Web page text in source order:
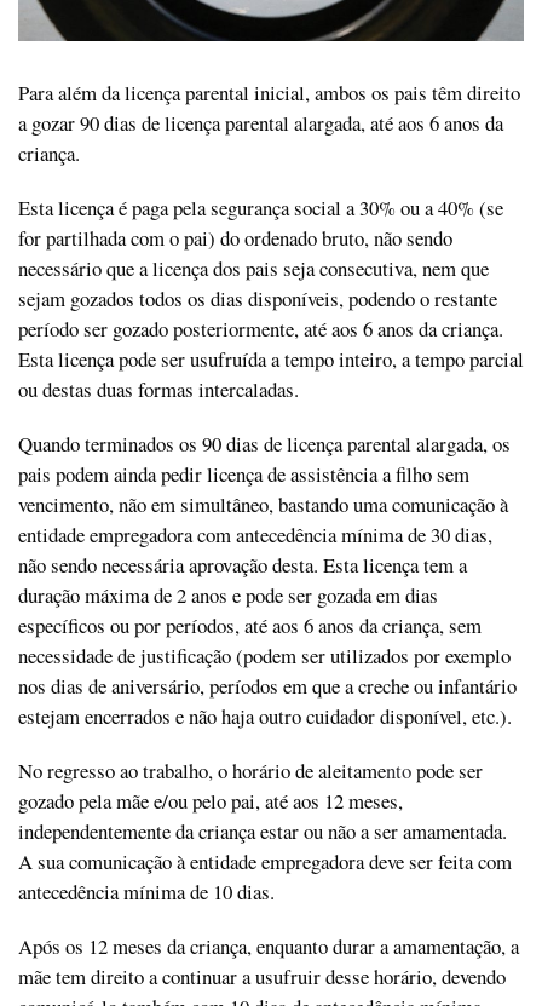
Para além da licença parental inicial, ambos os pais têm direito
a gozar 90 dias de licença parental alargada,até aos 6 anos da
criança.
Esta licença é paga pela segurança social a 30% ou a 40% (se
for partilhada com o pai) do ordenado bruto, não sendo
necessário que a licença dos pais seja consecutiva, nem que
sejam gozados todos os dias disponíveis, podendo o restante
período ser gozado posteriormente, até aos 6 anos da criança.
Esta licença pode ser usufruída a tempo inteiro, a tempo parcial
ou destas duas formas intercaladas.
Quando terminados os 90 dias de licença parental alargada, os
pais podem ainda pedir licença de assistência a filho sem
vencimento, não em simultâneo, bastando uma comunicação à
entidade empregadora com antecedência mínima de 30 dias,
não sendo necessária aprovação desta. Esta licença tem a
duração máxima de 2 anos e pode ser gozada em dias
específicos ou por períodos, até aos 6 anos da criança, sem
necessidade de justificação (podem ser utilizados por exemplo
nos dias de aniversário, períodos em que a creche ou infantário
estejam encerrados e não haja outro cuidador disponível, etc.).
No regresso ao trabalho, o horário de aleitamentopode ser
gozado pela mãe e/ou pelo pai, até aos 12 meses,
independentemente da criança estar ou não a ser amamentada.
A sua comunicação à entidade empregadora deve ser feita com
antecedência mínima de 10 dias.
Após os 12 meses da criança, enquanto durar a amamentação, a
mãe tem direito a continuar a usufruir desse horário, devendo